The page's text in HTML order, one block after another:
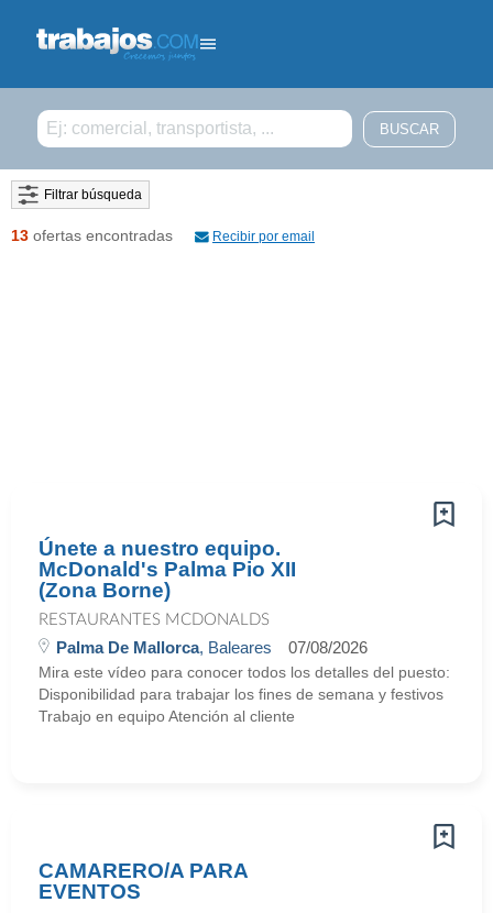
Filtrar búsqueda
13 ofertas encontradas Recibir por email
Únete a nuestro equipo.
McDonald's Palma Pio XII
(Zona Borne)
RESTAURANTES MCDONALDS
Palma De Mallorca, Baleares 07/08/2026
Mira este vídeo para conocer todos los detalles del puesto:
Disponibilidad para trabajar los fines de semana y festivos
Trabajo en equipo Atención al cliente
CAMARERO/A PARA
EVENTOS